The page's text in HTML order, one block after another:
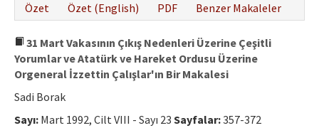
Özet
Özet (English) PDF Benzer Makaleler
31 Mart Vakasının Çıkış Nedenleri Üzerine Çeşitli
Yorumlar ve Atatürk ve Hareket Ordusu Üzerine
Orgeneral İzzettin Çalışlar'ın Bir Makalesi
Sadi Borak
Sayı: Mart 1992, Cilt VIII - Sayı 23 Sayfalar:357-372